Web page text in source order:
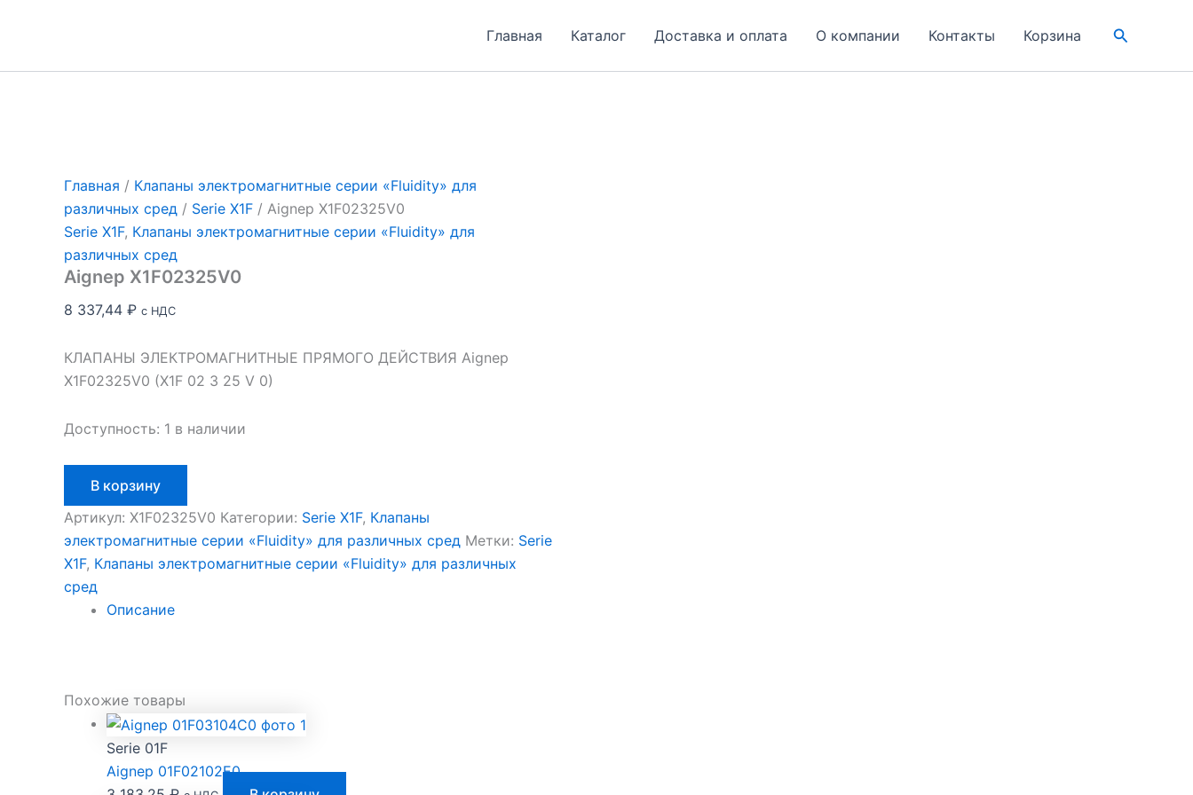
Главная Каталог Доставка и оплата О компании Контакты Корзина Поиск
Главная / Клапаны электромагнитные серии «Fluidity» для
различных сред / Serie X1F / Aignep X1F02325V0
Serie X1F, Клапаны электромагнитные серии «Fluidity» для
различных сред
Aignep X1F02325V0
8 337,44 ₽ с НДС
КЛАПАНЫ ЭЛЕКТРОМАГНИТНЫЕ ПРЯМОГО ДЕЙСТВИЯ Aignep
X1F02325V0 (X1F 02 3 25 V 0)
Доступность: 1 в наличии
товара
Aignep
X1F02325V0
В корзину
Артикул: X1F02325V0 Категории: Serie X1F, Клапаны
электромагнитные серии «Fluidity» для различных сред Метки: Serie
X1F, Клапаны электромагнитные серии «Fluidity» для различных
сред
Описание
Похожие товары
Serie 01F
Aignep 01F02102E0